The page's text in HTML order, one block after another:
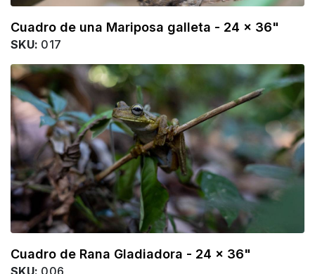
Cuadro de una Mariposa galleta - 24 x 36"
SKU: 017
Cuadro de Rana Gladiadora - 24 x 36"